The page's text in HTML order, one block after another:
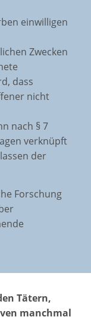
einwilligen
Zwecken
dass
nicht
nach § 7
verknüpft
der
Forschung
Tätern,
manchmal